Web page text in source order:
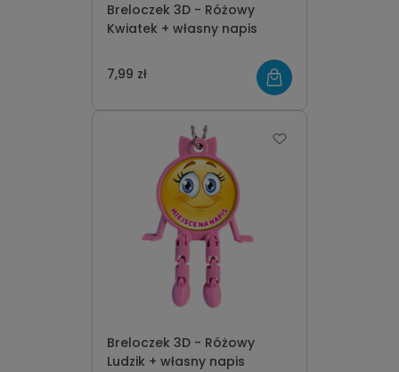
Breloczek 3D - Różowy
Kwiatek + własny napis
7,99 zł
Breloczek 3D - Różowy
Ludzik + własny napis